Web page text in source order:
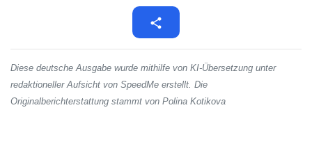
Diese deutsche Ausgabe wurde mithilfe von KI-Übersetzung unter
redaktioneller Aufsicht von SpeedMe erstellt. Die
Originalberichterstattung stammt von Polina Kotikova